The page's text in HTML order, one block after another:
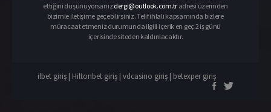
ettiğini düşünüyorsanızdergi@outlook.com.tr adresi üzerinden
bizimle iletişime geçebilirsiniz. Telif ihlali kapsamında bizlere
müracaat etmeniz durumunda ilgili içerik en geç 2 iş günü
içerisinde siteden kaldırılacaktır.
ilbet giriş | Hiltonbet giriş | vdcasino giriş | betexper giriş